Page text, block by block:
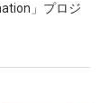
」プロジ